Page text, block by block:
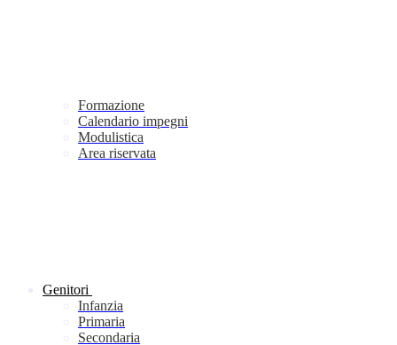
Formazione
Calendario impegni
Modulistica
Area riservata
Genitori
Infanzia
Primaria
Secondaria